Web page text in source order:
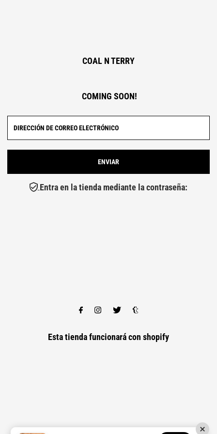
COAL N TERRY
COMING SOON!
Entra en la tienda mediante la contraseña:
Esta tienda funcionará con shopify